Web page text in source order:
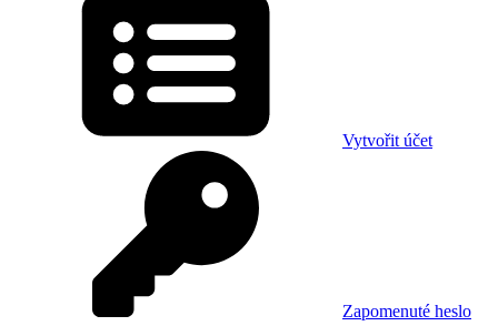
Vytvořit účet
Zapomenuté heslo